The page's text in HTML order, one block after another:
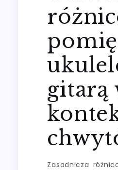
gitarą
Zasadnicza